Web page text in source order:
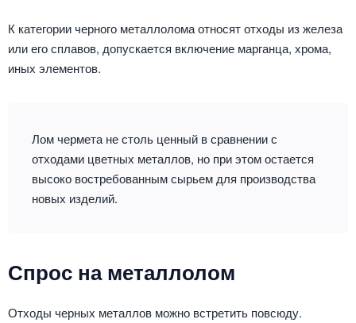
К категории черного металлолома относят отходы из железа
или его сплавов, допускается включение марганца, хрома,
иных элементов.
Лом чермета не столь ценный в сравнении с
отходами цветных металлов, но при этом остается
высоко востребованным сырьем для производства
новых изделий.
Спрос на металлолом
Отходы черных металлов можно встретить повсюду.